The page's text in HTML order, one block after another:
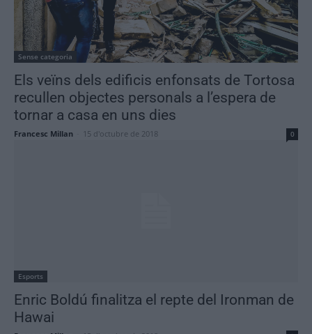
Sense categoria
Els veïns dels edificis enfonsats de Tortosa
recullen objectes personals a l’espera de
tornar a casa en uns dies
Francesc Millan 15 d'octubre de 2018 0
Esports
Enric Boldú finalitza el repte del Ironman de
Hawai